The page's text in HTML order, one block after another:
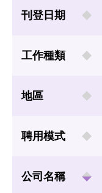
刊登日期
工作種類
地區
聘用模式
公司名稱